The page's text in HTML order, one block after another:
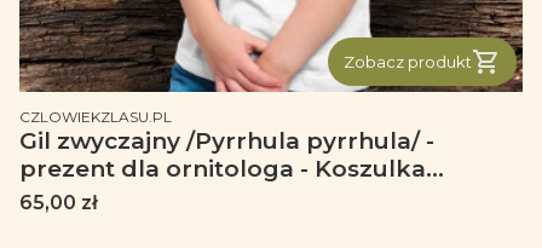
Zobacz produkt
PRODUCENT
CZLOWIEKZLASU.PL
Gil zwyczajny /Pyrrhula pyrrhula/ -
prezent dla ornitologa - Koszulka
dziecięca
Cena
65,00 zł